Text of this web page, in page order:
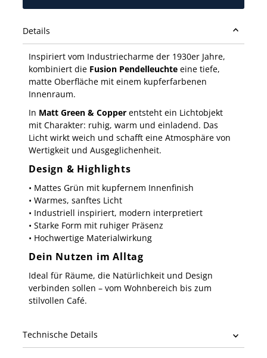
Details
Inspiriert vom Industriecharme der 1930er Jahre,
kombiniert die Fusion Pendelleuchte eine tiefe,
matte Oberfläche mit einem kupferfarbenen
Innenraum.
In Matt Green & Copper entsteht ein Lichtobjekt
mit Charakter: ruhig, warm und einladend. Das
Licht wirkt weich und schafft eine Atmosphäre von
Wertigkeit und Ausgeglichenheit.
Design & Highlights
• Mattes Grün mit kupfernem Innenfinish
• Warmes, sanftes Licht
• Industriell inspiriert, modern interpretiert
• Starke Form mit ruhiger Präsenz
• Hochwertige Materialwirkung
Dein Nutzen im Alltag
Ideal für Räume, die Natürlichkeit und Design
verbinden sollen – vom Wohnbereich bis zum
stilvollen Café.
Technische Details